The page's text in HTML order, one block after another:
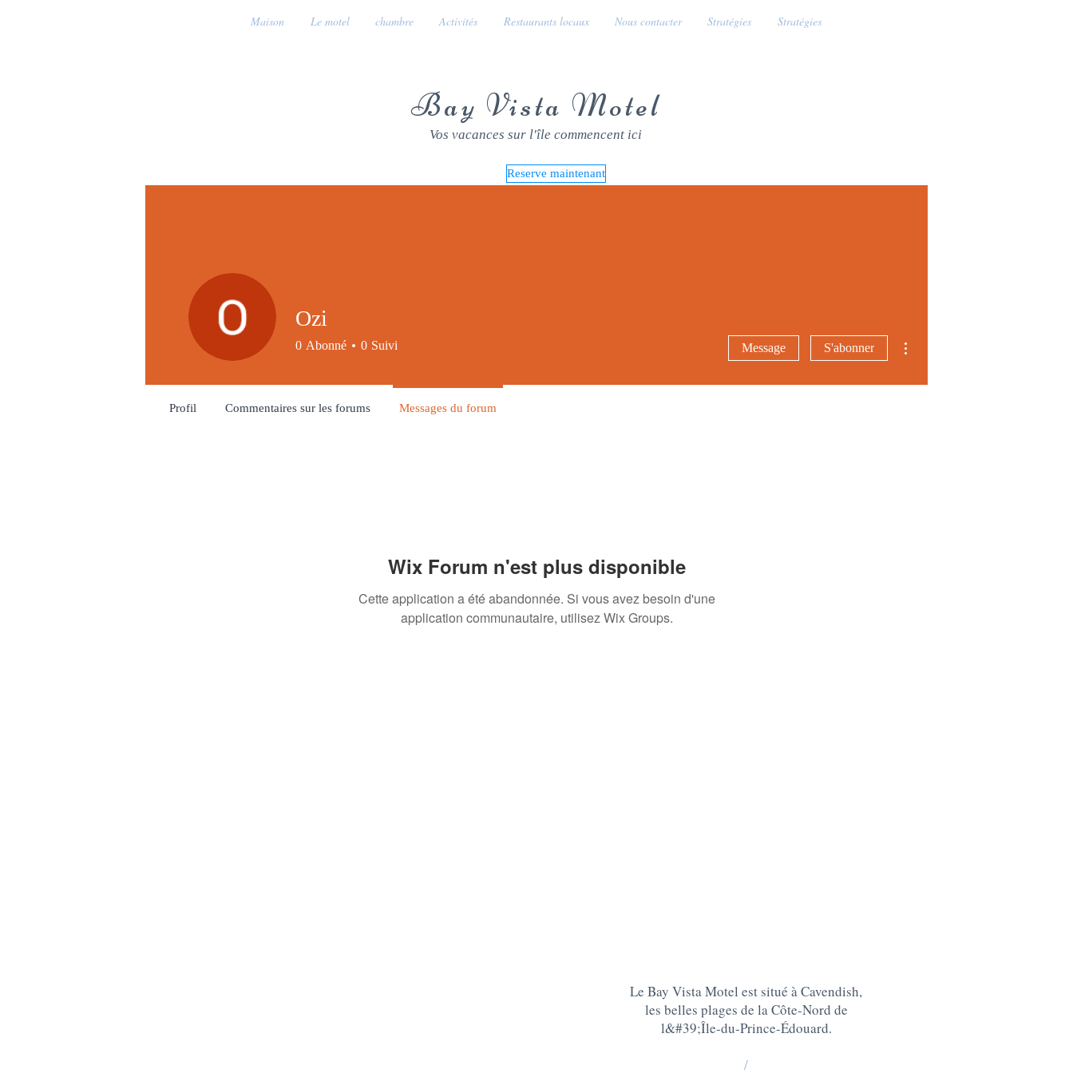
Maison Le motel chambre Activités Restaurants locaux Nous contacter Stratégies Stratégies
Bay Vista Motel
Vos vacances sur l'île commencent ici
Reserve maintenant
Wix Forum n'est plus disponible
Cette application a été abandonnée. Si vous avez besoin d'une
application communautaire, utilisez Wix Groups.
Ozi
0 Abonné 0 Suivi Message S'abonner
Profil Commentaires sur les forums Messages du forum
Le Bay Vista Motel est situé à Cavendish,
les belles plages de la Côte-Nord de
l&#39;Île-du-Prince-Édouard.
/